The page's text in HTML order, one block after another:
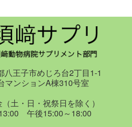
八王子市めじろ台2丁目1-1
マンションA棟310号室
土・日・祝祭日を除く）
午後15:00～18:00